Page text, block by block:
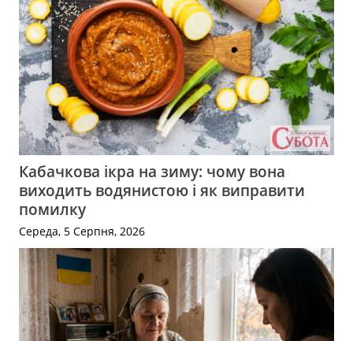
Кабачкова ікра на зиму: чому вона
виходить водянистою і як виправити
помилку
Середа, 5 Серпня, 2026